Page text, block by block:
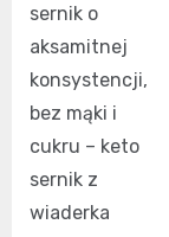
sernik o
aksamitnej
konsystencji,
bez mąki i
cukru – keto
sernik z
wiaderka